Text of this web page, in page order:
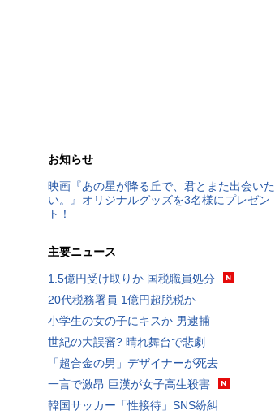
お知らせ
映画『あの星が降る丘で、君とまた出会いた
い。』オリジナルグッズを3名様にプレゼン
ト！
主要ニュース
1.5億円受け取りか 国税職員処分
20代税務署員 1億円超脱税か
小学生の女の子にキスか 男逮捕
世紀の大誤審? 晴れ舞台で悲劇
「超合金の男」デザイナーが死去
一言で激昂 巨漢が女子高生殺害
韓国サッカー「性接待」SNS紛糾